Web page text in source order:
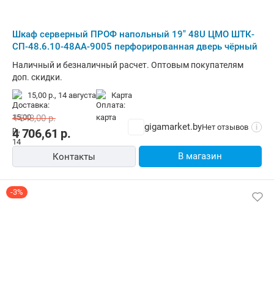
Шкаф серверный ПРОФ напольный 19" 48U ЦМО ШТК-
СП-48.6.10-48АА-9005 перфорированная дверь чёрный
Наличный и безналичный расчет. Оптовым покупателям
доп. скидки.
15,00 р., 14 августа карта
4 706,61 р.
4 848,00р.
gigamarket.byНет отзывов i
Контакты В магазин
-3%